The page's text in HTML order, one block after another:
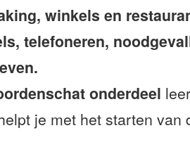
winkels en
telefoneren,
onderdeel
je met het starten van